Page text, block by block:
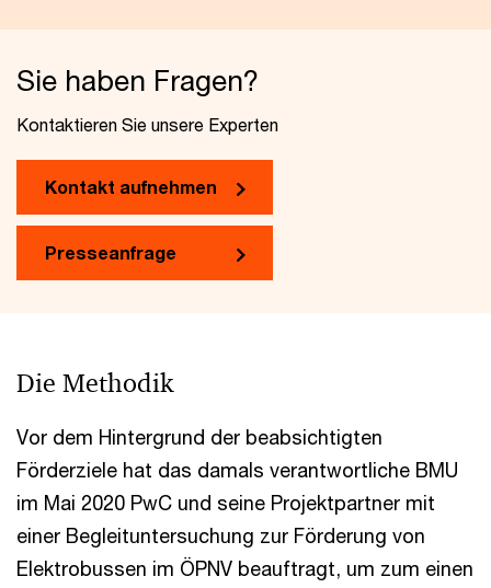
Sie haben Fragen?
Kontaktieren Sie unsere Experten
Kontakt aufnehmen
Presseanfrage
Die Methodik
Vor dem Hintergrund der beabsichtigten
Förderziele hat das damals verantwortliche BMU
im Mai 2020 PwC und seine Projektpartner mit
einer Begleituntersuchung zur Förderung von
Elektrobussen im ÖPNV beauftragt, um zum einen